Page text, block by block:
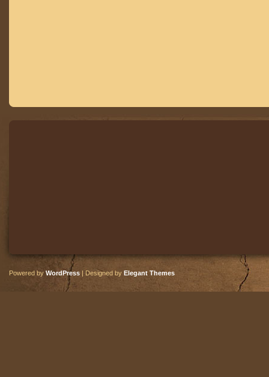
Powered by WordPress | Designed by Elegant Themes